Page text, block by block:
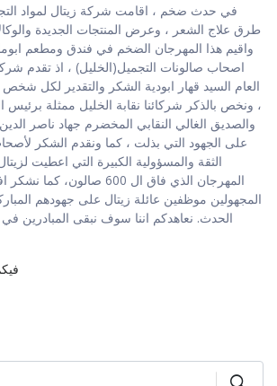
في حدث ضخم ، اقامت شركة زيتال لمواد
طرق علاج الشعر ، وعرض المنتجات الجديدة
واقيم هذا المهرجان الضخم في فندق ومطعم
اصحاب صالونات التجميل(الخليل) ، اذ تقدم
العام السيد قهار ابودية الشكر والتقدير لكل شخص
، ونخص بالذكر شركائنا نقابة الخليل ممثلة برئيس
والصديق الغالي النقابي المخضرم جهاد ناصر
على الجهود التي بذلت ، كما ونقدم الشكر
الثقة والمسؤولية الكبيرة التي اعطيت
المهرجان الذي فاق ال 600
المجهولين موظفين عائلة زيتال على جهودهم
الحدث. نعاهدكم اننا سوف نبقى المبادرين